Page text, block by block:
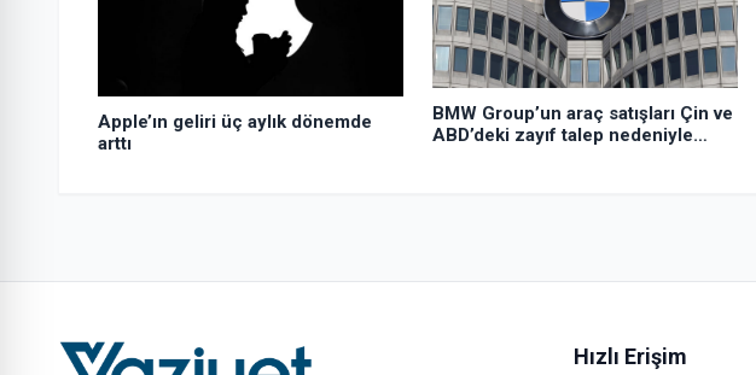
Apple’ın geliri üç aylık dönemde
arttı
BMW Group’un araç satışları Çin ve
ABD’deki zayıf talep nedeniyle
Hızlı Erişim